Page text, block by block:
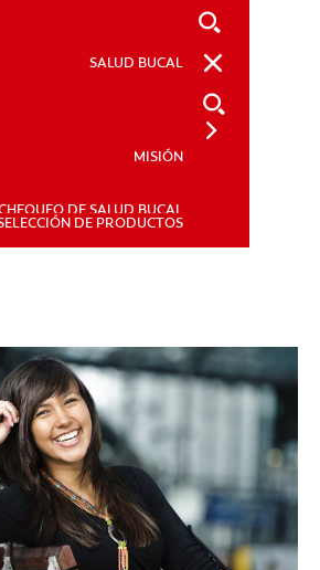
PARA PROFESIONALES
CUPONES
DÓNDE COMPRAR
PE (ES)
SALUD BUCAL
MISIÓN
DE SALUD BUCAL
DE PRODUCTOS
la cirugía